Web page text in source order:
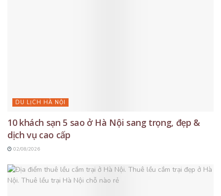
DU LỊCH HÀ NỘI
10 khách sạn 5 sao ở Hà Nội sang trọng, đẹp &
dịch vụ cao cấp
02/08/2026